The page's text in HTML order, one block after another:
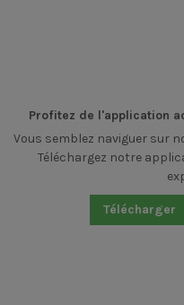
Profitez de l'application
Vous semblez naviguer sur
Téléchargez notre
Télécharger